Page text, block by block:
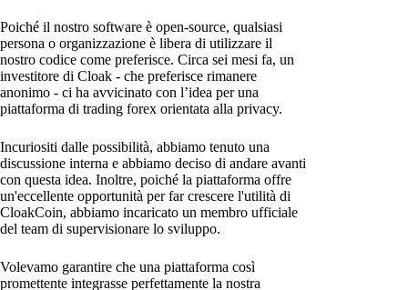
Poiché il nostro software è open-source, qualsiasi
persona o organizzazione è libera di utilizzare il
nostro codice come preferisce. Circa sei mesi fa, un
investitore di Cloak - che preferisce rimanere
anonimo - ci ha avvicinato con l’idea per una
piattaforma di trading forex orientata alla privacy.
Incuriositi dalle possibilità, abbiamo tenuto una
discussione interna e abbiamo deciso di andare avanti
con questa idea. Inoltre, poiché la piattaforma offre
un'eccellente opportunità per far crescere l'utilità di
CloakCoin, abbiamo incaricato un membro ufficiale
del team di supervisionare lo sviluppo.
Volevamo garantire che una piattaforma così
promettente integrasse perfettamente la nostra